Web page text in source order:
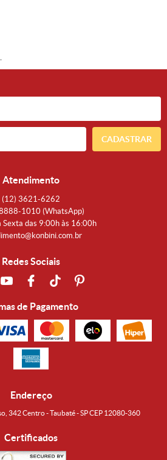
CADASTRAR
Atendimento
(12) 3621-6262
1010 (WhatsApp)
Sexta das 9:00h às 16:00h
Redes Sociais
de Pagamento
Endereço
342 Centro - Taubaté - SP CEP 12080-360
Certificados